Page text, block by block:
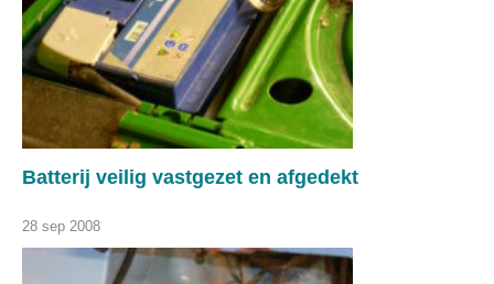
Batterij veilig vastgezet en afgedekt
28 sep 2008